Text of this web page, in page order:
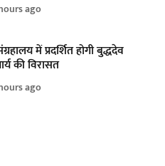
ago
में प्रदर्शित होगी बुद्धदेव
की विरासत
ago